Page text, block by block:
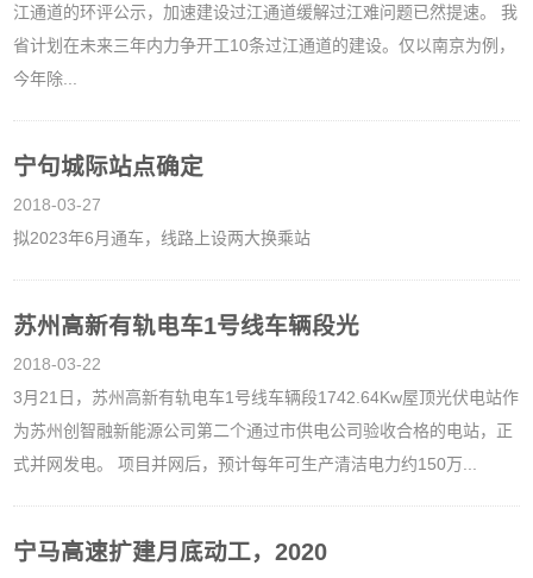
江通道的环评公示，加速建设过江通道缓解过江难问题已然提速。 我
省计划在未来三年内力争开工10条过江通道的建设。仅以南京为例，
今年除...
宁句城际站点确定
2018-03-27
拟2023年6月通车，线路上设两大换乘站
苏州高新有轨电车1号线车辆段光
2018-03-22
3月21日，苏州高新有轨电车1号线车辆段1742.64Kw屋顶光伏电站作
为苏州创智融新能源公司第二个通过市供电公司验收合格的电站，正
式并网发电。 项目并网后，预计每年可生产清洁电力约150万...
宁马高速扩建月底动工，2020